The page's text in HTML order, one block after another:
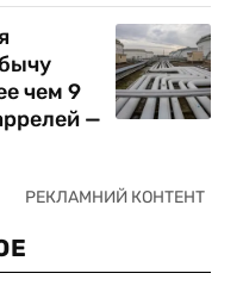
чем 9
—